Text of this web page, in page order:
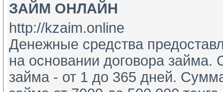
ЗАЙМ ОНЛАЙН
http://kzaim.online
Денежные средства
на основании договора займа.
займа - от 1 до 365 дней.